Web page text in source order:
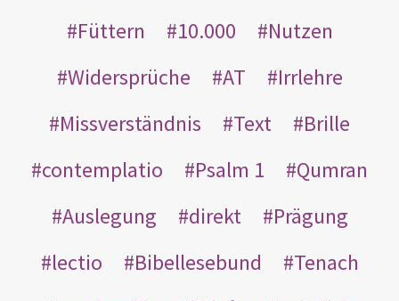
Füttern
10.000
Nutzen
Widersprüche
AT
Irrlehre
Missverständnis
Text
Brille
contemplatio
Psalm 1
Qumran
Auslegung
direkt
Prägung
lectio
Bibellesebund
Tenach